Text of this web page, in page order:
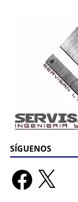
SÍGUENOS